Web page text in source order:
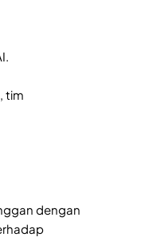
tim
dengan